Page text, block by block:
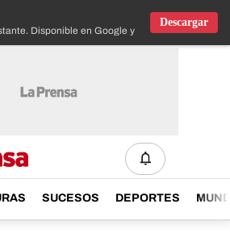
Disponible en Google y IOS
Descargar
SUCESOS DEPORTES